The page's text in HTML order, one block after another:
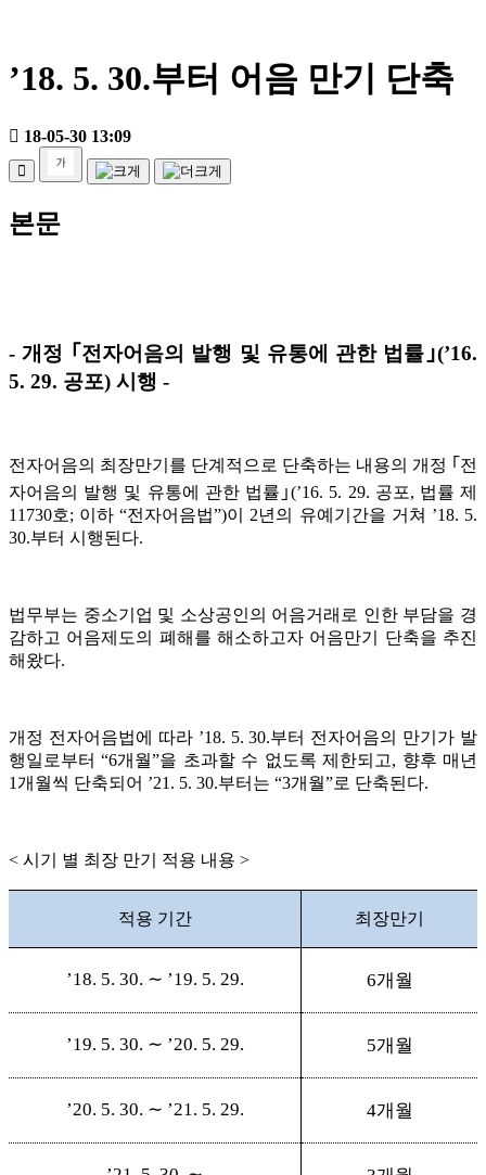
’18. 5. 30.부터 어음 만기 단축
18-05-30 13:09
본문
- 개정 ｢전자어음의 발행 및 유통에 관한 법률｣(’16.
5. 29. 공포) 시행 -
전자어음의 최장만기를 단계적으로 단축하는 내용의 개정 ｢전
자어음의 발행 및 유통에 관한 법률｣(’16. 5. 29. 공포, 법률 제
11730호; 이하 “전자어음법”)이 2년의 유예기간을 거쳐 ’18. 5.
30.부터 시행된다.
법무부는 중소기업 및 소상공인의 어음거래로 인한 부담을 경
감하고 어음제도의 폐해를 해소하고자 어음만기 단축을 추진
해왔다.
개정 전자어음법에 따라 ’18. 5. 30.부터 전자어음의 만기가 발
행일로부터 “6개월”을 초과할 수 없도록 제한되고, 향후 매년
1개월씩 단축되어 ’21. 5. 30.부터는 “3개월”로 단축된다.
< 시기 별 최장 만기 적용 내용 >
적용 기간 최장만기
’18. 5. 30. ∼ ’19. 5. 29. 6개월
’19. 5. 30. ∼ ’20. 5. 29. 5개월
’20. 5. 30. ∼ ’21. 5. 29. 4개월